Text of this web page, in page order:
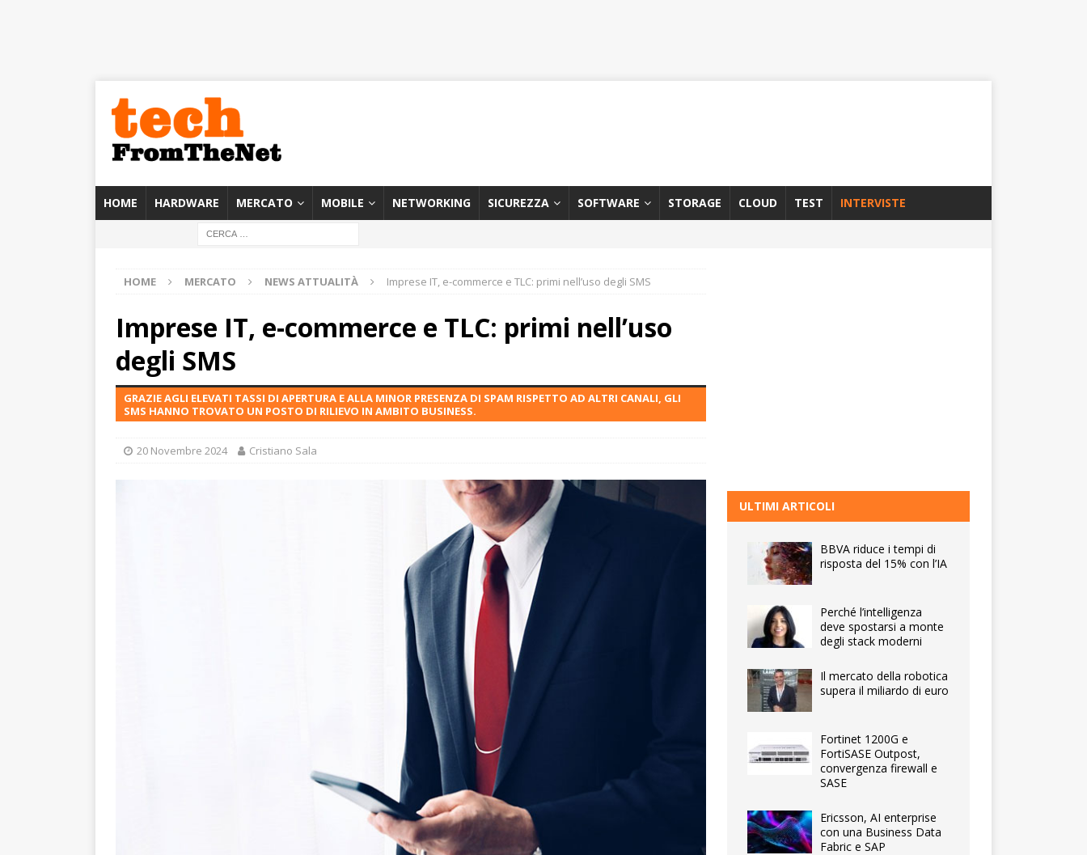
HOME HARDWARE MERCATO MOBILE NETWORKING SICUREZZA SOFTWARE STORAGE CLOUD TEST INTERVISTE
HOME MERCATO NEWS ATTUALITÀ Imprese IT, e-commerce e TLC: primi nell’uso degli SMS
Imprese IT, e-commerce e TLC: primi nell’uso
degli SMS
GRAZIE AGLI ELEVATI TASSI DI APERTURA E ALLA MINOR PRESENZA DI SPAM RISPETTO AD ALTRI CANALI, GLI
SMS HANNO TROVATO UN POSTO DI RILIEVO IN AMBITO BUSINESS.
20 Novembre 2024 Cristiano Sala
ULTIMI ARTICOLI
BBVA riduce i tempi di
risposta del 15% con l’IA
Perché l’intelligenza
deve spostarsi a monte
degli stack moderni
Il mercato della robotica
supera il miliardo di euro
Fortinet 1200G e
FortiSASE Outpost,
convergenza firewall e
SASE
Ericsson, AI enterprise
con una Business Data
Fabric e SAP